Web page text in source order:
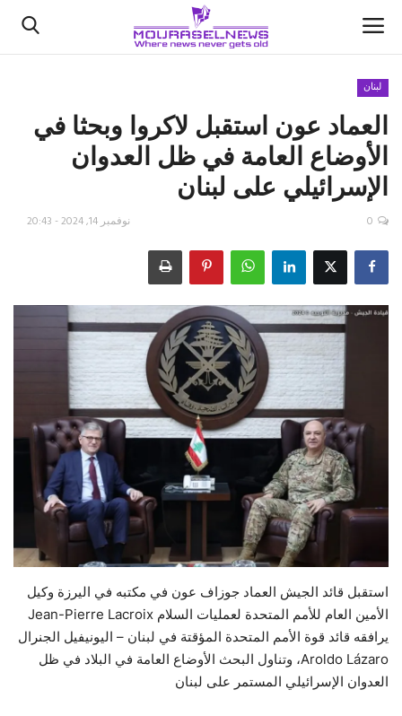
الأخبار
كتّابنا
السعودية
اقتصاد
علوم وتكنولوجيا
لبنان
العماد عون استقبل لاكروا وبحثا في
الأوضاع العامة في ظل العدوان
الإسرائيلي على لبنان
نوفمبر 14, 2024 - 20:43 0
استقبل قائد الجيش العماد جوزاف عون في مكتبه في اليرزة وكيل
الأمين العام للأمم المتحدة لعمليات السلام Jean-Pierre Lacroix
يرافقه قائد قوة الأمم المتحدة المؤقتة في لبنان – اليونيفيل الجنرال
Aroldo Lázaro، وتناول البحث الأوضاع العامة في البلاد في ظل
العدوان الإسرائيلي المستمر على لبنان